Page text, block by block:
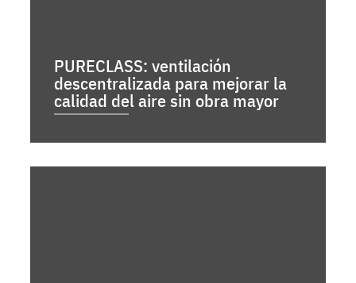
PURECLASS: ventilación
descentralizada para mejorar la
calidad del aire sin obra mayor